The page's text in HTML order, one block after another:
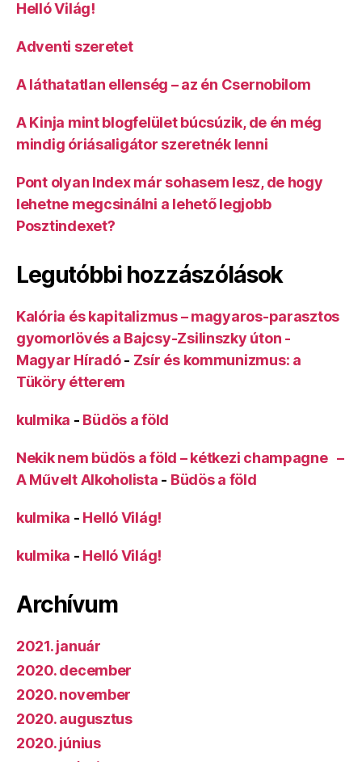
Helló Világ!
Adventi szeretet
A láthatatlan ellenség – az én Csernobilom
A Kinja mint blogfelület búcsúzik, de én még
mindig óriásaligátor szeretnék lenni
Pont olyan Index már sohasem lesz, de hogy
lehetne megcsinálni a lehető legjobb
Posztindexet?
Legutóbbi hozzászólások
Kalória és kapitalizmus – magyaros-parasztos
gyomorlövés a Bajcsy-Zsilinszky úton -
Magyar Híradó- Zsír és kommunizmus: a
Tüköry étterem
kulmika - Büdös a föld
Nekik nem büdös a föld – kétkezi champagne –
A Művelt Alkoholista - Büdös a föld
kulmika - Helló Világ!
kulmika - Helló Világ!
Archívum
2021. január
2020. december
2020. november
2020. augusztus
2020. június